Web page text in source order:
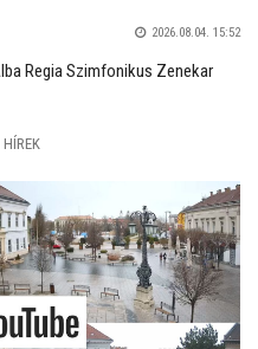
2026.08.04. 15:52
Regia Szimfonikus Zenekar